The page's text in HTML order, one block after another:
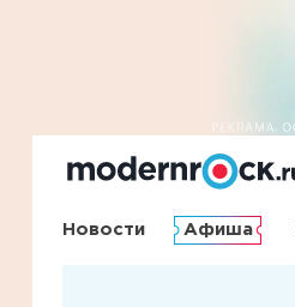
Новости Афиша